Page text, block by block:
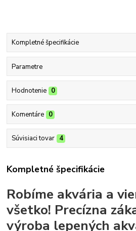
Kompletné špecifikácie
Parametre
Hodnotenie 0
Komentáre 0
Súvisiaci tovar 4
Kompletné špecifikácie
Robíme akvária a
všetko! Precízna
výroba lepených